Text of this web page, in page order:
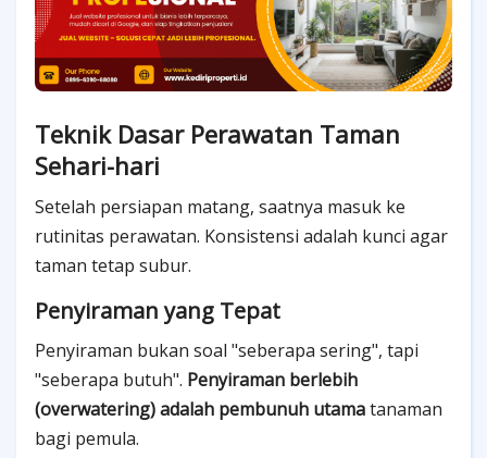
Teknik Dasar Perawatan Taman
Sehari-hari
Setelah persiapan matang, saatnya masuk ke
rutinitas perawatan. Konsistensi adalah kunci agar
taman tetap subur.
Penyiraman yang Tepat
Penyiraman bukan soal "seberapa sering", tapi
"seberapa butuh". Penyiraman berlebih
(overwatering) adalah pembunuh utamatanaman
bagi pemula.